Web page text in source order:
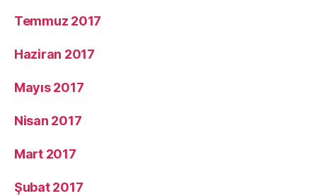
Temmuz 2017
Haziran 2017
Mayıs 2017
Nisan 2017
Mart 2017
Şubat 2017